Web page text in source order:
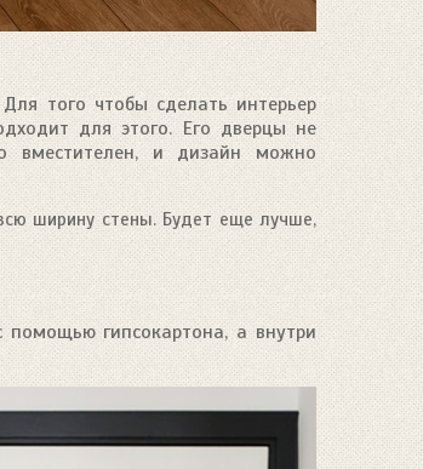
того чтобы сделать интерьер
для этого. Его дверцы не
вместителен, и дизайн можно
ширину стены. Будет еще лучше,
гипсокартона, а внутри